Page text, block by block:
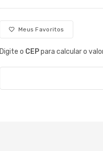
Meus Favoritos
Digite o CEPpara calcular o